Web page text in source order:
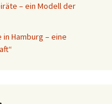
– ein Modell der
Hamburg – eine